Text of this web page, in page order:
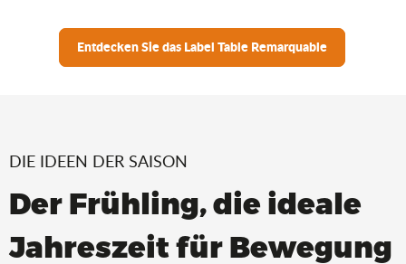
Entdecken Sie das Label Table Remarquable
DIE IDEEN DER SAISON
Der Frühling, die ideale
Jahreszeit für Bewegung